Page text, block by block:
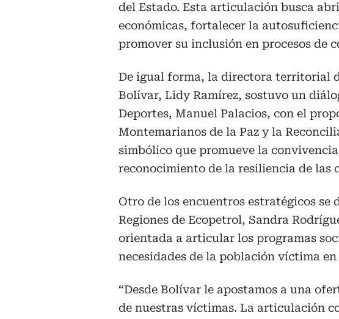
del Estado. Esta articulación busca
económicas, fortalecer la
promover su inclusión en procesos de
De igual forma, la directora territorial
Bolívar, Lidy Ramírez, sostuvo un
Deportes, Manuel Palacios, con el
Montemarianos de la Paz y la
simbólico que promueve la
reconocimiento de la resiliencia de las
Otro de los encuentros estratégicos se
Regiones de Ecopetrol, Sandra
orientada a articular los programas
necesidades de la población víctima
“Desde Bolívar le apostamos a una
de nuestras víctimas. La articulación